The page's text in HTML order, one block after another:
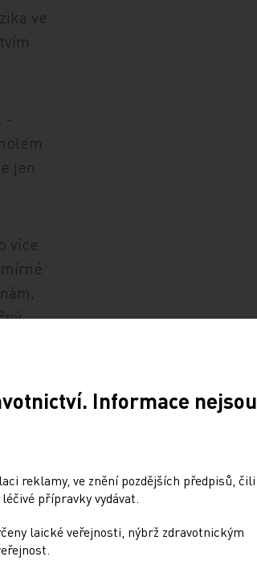
ve
-
jen
více
Informace nejsou
reklamy, ve znění pozdějších předpisů, čili
přípravky vydávat.
laické veřejnosti, nýbrž zdravotnickým